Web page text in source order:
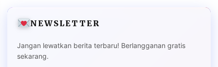
NEWSLETTER
Jangan lewatkan berita terbaru! Berlangganan gratis
sekarang.